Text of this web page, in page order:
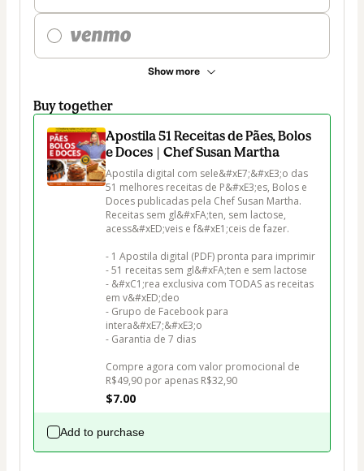
Show more
Buy together
Apostila 51 Receitas de Pães, Bolos
e Doces | Chef Susan Martha
Apostila digital com sele&#xE7;&#xE3;o das
51 melhores receitas de P&#xE3;es, Bolos e
Doces publicadas pela Chef Susan Martha.
Receitas sem gl&#xFA;ten, sem lactose,
acess&#xED;veis e f&#xE1;ceis de fazer.
- 1 Apostila digital (PDF) pronta para imprimir
- 51 receitas sem gl&#xFA;ten e sem lactose
- &#xC1;rea exclusiva com TODAS as receitas
em v&#xED;deo
- Grupo de Facebook para
intera&#xE7;&#xE3;o
- Garantia de 7 dias
Compre agora com valor promocional de
R$49,90 por apenas R$32,90
$7.00
Add to purchase